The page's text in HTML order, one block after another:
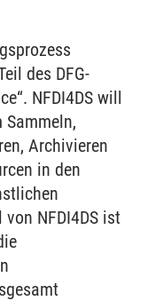
des DFG-
NFDI4DS will
Archivieren
in den
NFDI4DS ist